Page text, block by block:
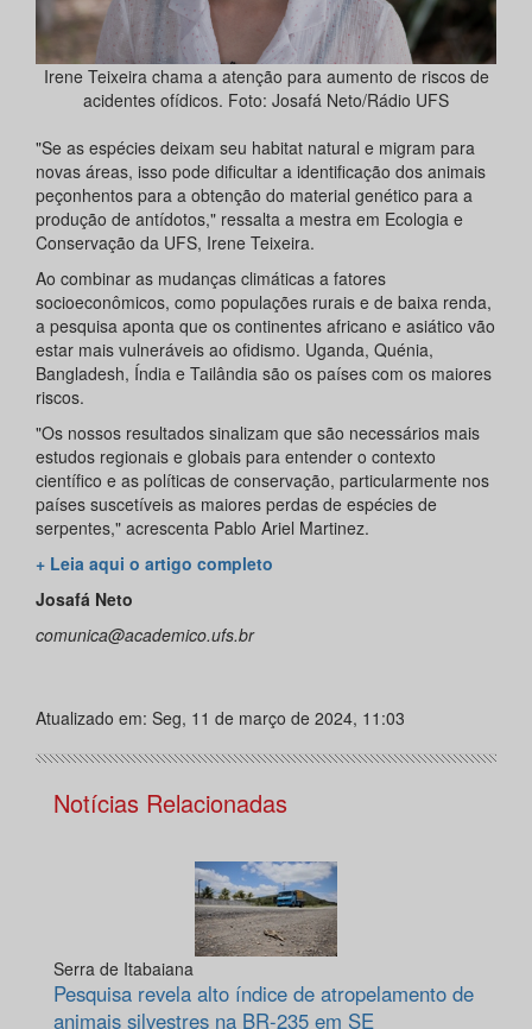
Irene Teixeira chama a atenção para aumento de riscos de
acidentes ofídicos. Foto: Josafá Neto/Rádio UFS
"Se as espécies deixam seu habitat natural e migram para
novas áreas, isso pode dificultar a identificação dos animais
peçonhentos para a obtenção do material genético para a
produção de antídotos," ressalta a mestra em Ecologia e
Conservação da UFS, Irene Teixeira.
Ao combinar as mudanças climáticas a fatores
socioeconômicos, como populações rurais e de baixa renda,
a pesquisa aponta que os continentes africano e asiático vão
estar mais vulneráveis ao ofidismo. Uganda, Quénia,
Bangladesh, Índia e Tailândia são os países com os maiores
riscos.
"Os nossos resultados sinalizam que são necessários mais
estudos regionais e globais para entender o contexto
científico e as políticas de conservação, particularmente nos
países suscetíveis as maiores perdas de espécies de
serpentes," acrescenta Pablo Ariel Martinez.
+ Leia aqui o artigo completo
Josafá Neto
comunica@academico.ufs.br
Atualizado em: Seg, 11 de março de 2024, 11:03
Notícias Relacionadas
Serra de Itabaiana
Pesquisa revela alto índice de atropelamento de
animais silvestres na BR-235 em SE